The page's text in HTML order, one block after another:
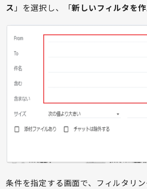
ス 」を選択し、「新しいフィルタを
条件を指定する画面で、フィルタリ